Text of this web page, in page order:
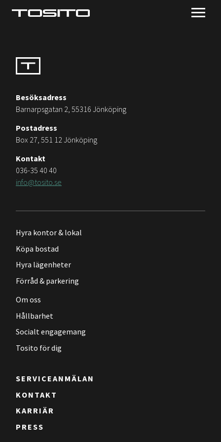
Besöksadress
Barnarpsgatan 2, 55316 Jönköping
Postadress
Box 27, 551 12 Jönköping
Kontakt
036-35 40 40
info@tosito.se
Hyra kontor & lokal
Köpa bostad
Hyra lägenheter
Förråd & parkering
Om oss
Hållbarhet
Socialt engagemang
Tosito för dig
SERVICEANMÄLAN
KONTAKT
KARRIÄR
PRESS